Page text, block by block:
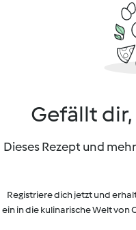
Gefällt dir,
Dieses Rezept und
Registriere dich jetzt und
ein in die kulinarische Welt